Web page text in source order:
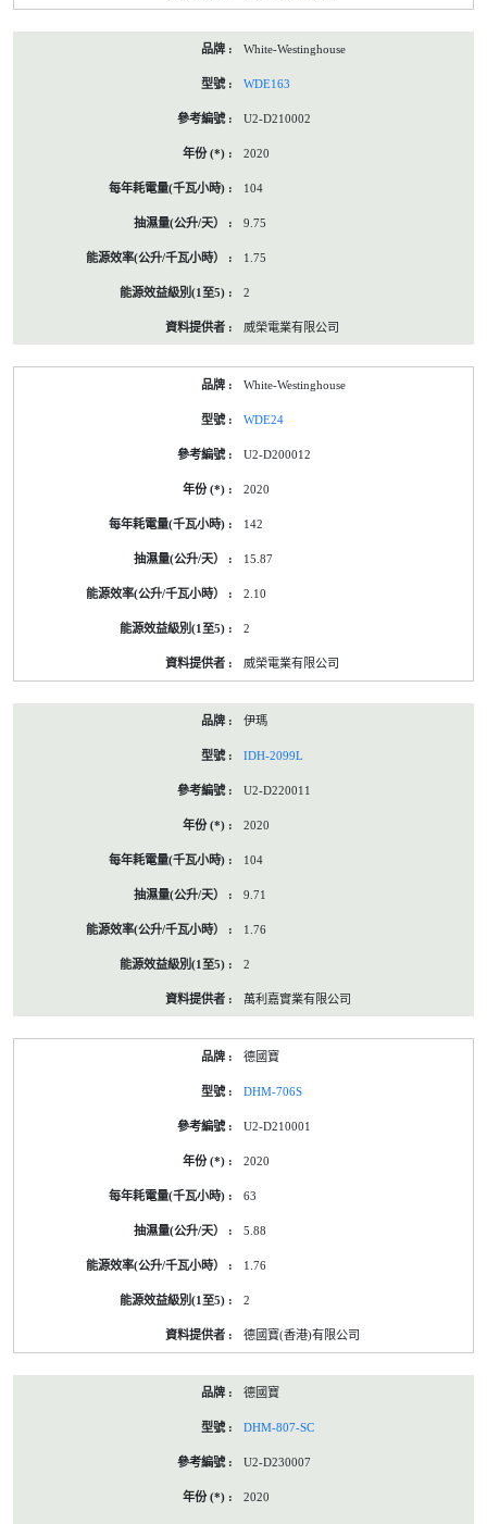
White-Westinghouse
WDE163
U2-D210002
2020
104
9.75
1.75
2
威榮電業有限公司
White-Westinghouse
WDE24
U2-D200012
2020
142
15.87
2.10
2
威榮電業有限公司
伊瑪
IDH-2099L
U2-D220011
2020
104
9.71
1.76
2
萬利嘉實業有限公司
德國寶
DHM-706S
U2-D210001
2020
63
5.88
1.76
2
德國寶(香港)有限公司
德國寶
DHM-807-SC
U2-D230007
2020